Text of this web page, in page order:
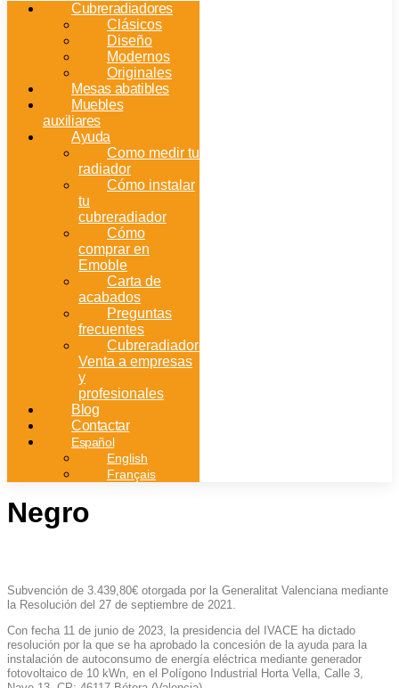
Cubreradiadores
Clásicos
Diseño
Modernos
Originales
Mesas abatibles
Muebles
auxiliares
Ayuda
Como medir tu
radiador
Cómo instalar
tu
cubreradiador
Cómo
comprar en
Emoble
Carta de
acabados
Preguntas
frecuentes
Cubreradiadores:
Venta a empresas
y
profesionales
Blog
Contactar
Español
English
Français
Negro
Subvención de 3.439,80€ otorgada por la Generalitat Valenciana mediante
la Resolución del 27 de septiembre de 2021.
Con fecha 11 de junio de 2023, la presidencia del IVACE ha dictado
resolución por la que se ha aprobado la concesión de la ayuda para la
instalación de autoconsumo de energía eléctrica mediante generador
fotovoltaico de 10 kWn, en el Polígono Industrial Horta Vella, Calle 3,